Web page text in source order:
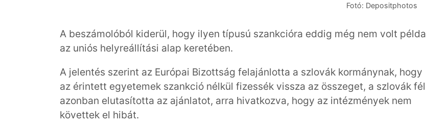
Fotó: Depositphotos
A beszámolóból kiderül, hogy ilyen típusú szankcióra eddig még nem volt példa
az uniós helyreállítási alap keretében.
A jelentés szerint az Európai Bizottság felajánlotta a szlovák kormánynak, hogy
az érintett egyetemek szankció nélkül fizessék vissza az összeget, a szlovák fél
azonban elutasította az ajánlatot, arra hivatkozva, hogy az intézmények nem
követtek el hibát.